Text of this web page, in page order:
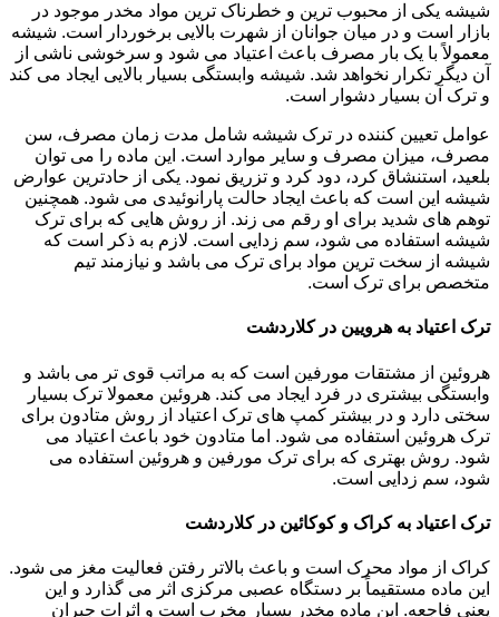
شیشه یکی از محبوب ترین و خطرناک ترین مواد مخدر موجود در
بازار است و در میان جوانان از شهرت بالایی برخوردار است. شیشه
معمولاً با یک بار مصرف باعث اعتیاد می شود و سرخوشی ناشی از
آن دیگر تکرار نخواهد شد. شیشه وابستگی بسیار بالایی ایجاد می کند
و ترک آن بسیار دشوار است.
عوامل تعیین کننده در ترک شیشه شامل مدت زمان مصرف، سن
مصرف، میزان مصرف و سایر موارد است. این ماده را می توان
بلعید، استنشاق کرد، دود کرد و تزریق نمود. یکی از حادترین عوارض
شیشه این است که باعث ایجاد حالت پارانوئیدی می شود. همچنین
توهم های شدید برای او رقم می زند. از روش هایی که برای ترک
شیشه استفاده می شود، سم زدایی است. لازم به ذکر است که
شیشه از سخت ترین مواد برای ترک می باشد و نیازمند تیم
متخصص برای ترک است.
ترک اعتیاد به هرویین در کلاردشت
هروئین از مشتقات مورفین است که به مراتب قوی تر می باشد و
وابستگی بیشتری در فرد ایجاد می کند. هروئین معمولا ترک بسیار
سختی دارد و در بیشتر کمپ های ترک اعتیاد از روش متادون برای
ترک هروئین استفاده می شود. اما متادون خود باعث اعتیاد می
شود. روش بهتری که برای ترک مورفین و هروئین استفاده می
شود، سم زدایی است.
ترک اعتیاد به کراک و کوکائین در کلاردشت
کراک از مواد محرک است و باعث بالاتر رفتن فعالیت مغز می شود.
این ماده مستقیماً بر دستگاه عصبی مرکزی اثر می گذارد و این
یعنی فاجعه. این ماده مخدر بسیار مخرب است و اثرات جبران